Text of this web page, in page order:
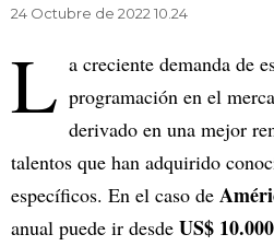
24 Octubre de 2022 10.24
L a creciente demanda de
programación en el
derivado en una mejor
talentos que han adquirido
específicos. En el caso de
anual puede ir desde US$